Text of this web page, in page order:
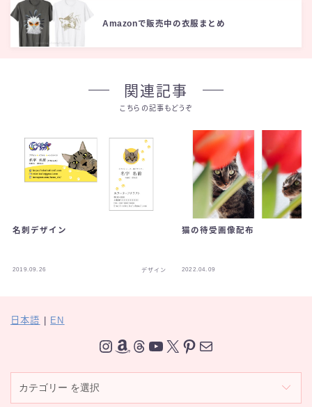
Amazonで販売中の衣服まとめ
関連記事
こちらの記事もどうぞ
名刺デザイン
2019.09.26 デザイン
猫の待受画像配布
2022.04.09
日本語 | EN
Instagram Amazon Threads YouTube X Pinterest メール
テ